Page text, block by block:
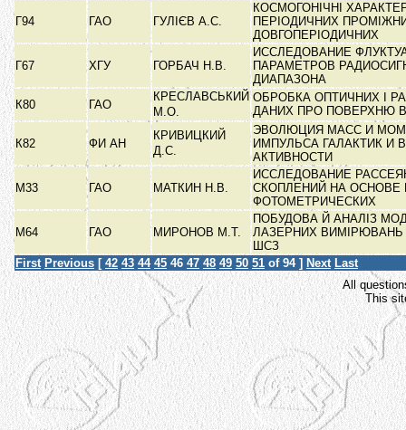
Г94 ГАО ГУЛІЄВ А.С.
КОСМОГОНІЧНІ
ПЕРІОДИЧНИХ
ДОВГОПЕРІОДИЧНИХ
Г67 ХГУ ГОРБАЧ Н.В.
ИССЛЕДОВАНИЕ
ПАРАМЕТРОВ
ДИАПАЗОНА
К80
ГАО
КРЕСЛАВСЬКИЙ
М.О.
ОБРОБКА ОПТИЧНИХ І
ДАНИХ ПРО ПОВЕРХНЮ
К82 ФИ АН
КРИВИЦКИЙ
Д.С.
ЭВОЛЮЦИЯ МАСС И
ИМПУЛЬСА ГАЛАКТИК И
АКТИВНОСТИ
М33 ГАО МАТКИН Н.В.
ИССЛЕДОВАНИЕ
СКОПЛЕНИЙ НА ОСНОВЕ
ФОТОМЕТРИЧЕСКИХ
М64 ГАО МИРОНОВ М.Т.
ПОБУДОВА Й АНАЛІЗ
ЛАЗЕРНИХ ВИМІРЮВАНЬ
ШСЗ
First Previous [ 42 43 44 45 46 47 48 49 50 51 of 94 ] Next Last
All
This